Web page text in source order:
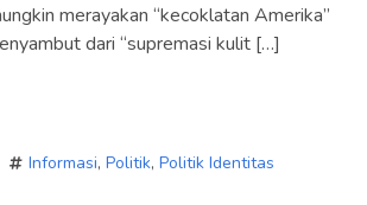
merayakan “kecoklatan Amerika”
dari “supremasi kulit […]
Informasi, Politik, Politik Identitas